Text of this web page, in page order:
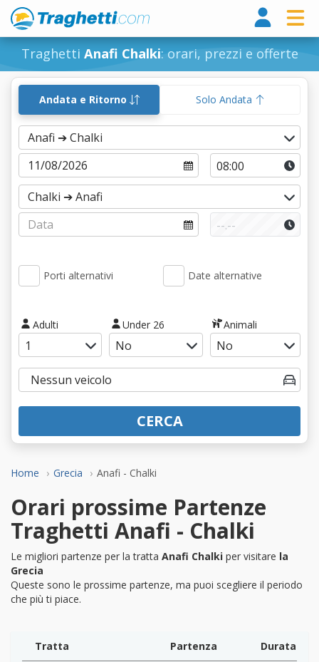
Traghetti Anafi Chalki: orari, prezzi e offerte
Home Grecia Anafi - Chalki
Andata e Ritorno Solo Andata
Porti alternativi Date alternative
Adulti Under 26 Animali
CERCA
Orari prossime Partenze
Traghetti Anafi - Chalki
Le migliori partenze per la tratta Anafi Chalki per visitare la
Grecia
Queste sono le prossime partenze, ma puoi scegliere il periodo
che più ti piace.
Tratta Partenza
Durata